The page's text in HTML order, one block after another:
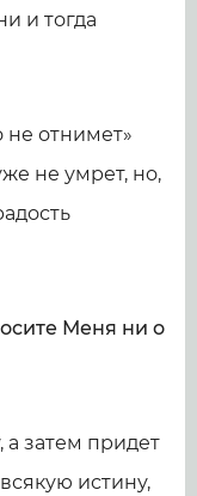
и тогда
не отнимет»
не умрет, но,
Меня ни о
а затем придет
истину,